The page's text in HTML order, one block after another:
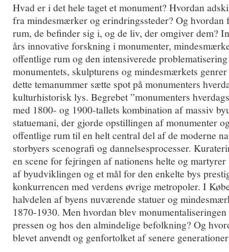
Hvad er i det hele taget et monument? Hvordan
fra mindesmærker og erindringssteder? Og hvordan
rum, de befinder sig i, og de liv, der omgiver dem?
års innovative forskning i monumenter,
offentlige rum og den intensiverede
monumentets, skulpturens og mindesmærkets
dette temanummer sætte spot på monumenters
kulturhistorisk lys. Begrebet ”monumenters
med 1800- og 1900-tallets kombination af massiv
statuemani, der gjorde opstillingen af monumenter
offentlige rum til en helt central del af de moderne
storbyers scenografi og dannelsesprocesser.
en scene for fejringen af nationens helte og
af byudviklingen og et mål for den enkelte bys
konkurrencen med verdens øvrige metropoler. I
halvdelen af byens nuværende statuer og
1870-1930. Men hvordan blev
pressen og hos den almindelige befolkning? Og
blevet anvendt og genfortolket af senere